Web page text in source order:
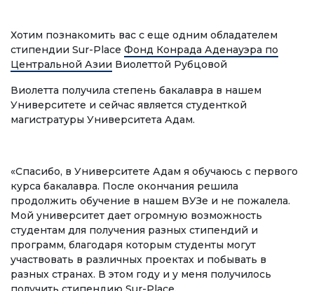
ОБРАЗОВАНИЕ
credit_cardСТРАНИЦА ОПЛАТЫ
Бакалавриат
Магистратура
Специалитет
НАПРАВЛЕНИЯ ПОДГОТОВКИ
Экономика
Хотим познакомить вас с еще одним обладателем
стипендии Sur-Place Фонд Конрада Аденауэра по
Центральной Азии Виолеттой Рубцовой
Виолетта получила степень бакалавра в нашем
Университете и сейчас является студенткой
магистратуры Университета Адам.
«Спасибо, в Университете Адам я обучаюсь с первого
курса бакалавра. После окончания решила
продолжить обучение в нашем ВУЗе и не пожалела.
Мой университет дает огромную возможность
студентам для получения разных стипендий и
программ, благодаря которым студенты могут
участвовать в различных проектах и побывать в
разных странах. В этом году и у меня получилось